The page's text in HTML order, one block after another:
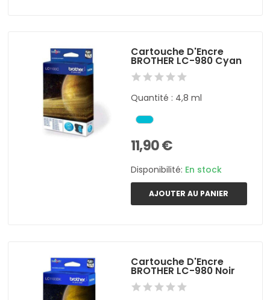
Cartouche D'Encre
BROTHER LC-980 Cyan
Quantité : 4,8 ml
11,90 €
Disponibilité: En stock
AJOUTER AU PANIER
Cartouche D'Encre
BROTHER LC-980 Noir